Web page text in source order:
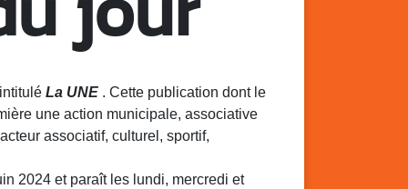
La UNE . Cette publication dont le
une action municipale, associative
associatif, culturel, sportif,
2024 et paraît les lundi, mercredi et